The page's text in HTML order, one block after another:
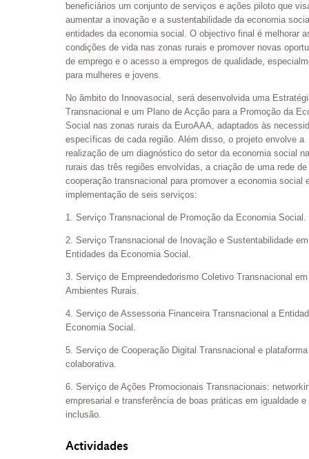
beneficiários um conjunto de serviços e ações piloto que
aumentar a inovação e a sustentabilidade da economia
entidades da economia social. O objectivo final é melhorar
condições de vida nas zonas rurais e promover novas
de emprego e o acesso a empregos de qualidade,
para mulheres e jovens.
No âmbito do Innovasocial, será desenvolvida uma
Transnacional e um Plano de Acção para a Promoção da
Social nas zonas rurais da EuroAAA, adaptados às
específicas de cada região. Além disso, o projeto envolve a
realização de um diagnóstico do setor da economia social
rurais das três regiões envolvidas, a criação de uma rede de
cooperação transnacional para promover a economia social
implementação de seis serviços:
1. Serviço Transnacional de Promoção da Economia Social.
2. Serviço Transnacional de Inovação e Sustentabilidade em
Entidades da Economia Social.
3. Serviço de Empreendedorismo Coletivo Transnacional em
Ambientes Rurais.
4. Serviço de Assessoria Financeira Transnacional a
Economia Social.
5. Serviço de Cooperação Digital Transnacional e plataforma
colaborativa.
6. Serviço de Ações Promocionais Transnacionais:
empresarial e transferência de boas práticas em igualdade e
inclusão.
Actividades